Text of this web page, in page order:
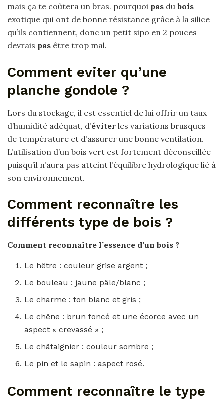
mais ça te coûtera un bras. pourquoi pas du bois
exotique qui ont de bonne résistance grâce à la silice
qu’ils contiennent, donc un petit sipo en 2 pouces
devrais pas être trop mal.
Comment eviter qu’une
planche gondole ?
Lors du stockage, il est essentiel de lui offrir un taux
d’humidité adéquat, d’éviter les variations brusques
de température et d’assurer une bonne ventilation.
L’utilisation d’un bois vert est fortement déconseillée
puisqu’il n’aura pas atteint l’équilibre hydrologique lié à
son environnement.
Comment reconnaître les
différents type de bois ?
Comment reconnaître l’essence d’un bois ?
Le hêtre : couleur grise argent ;
Le bouleau : jaune pâle/blanc ;
Le charme : ton blanc et gris ;
Le chêne : brun foncé et une écorce avec un
aspect « crevassé » ;
Le châtaignier : couleur sombre ;
Le pin et le sapin : aspect rosé.
Comment reconnaître le type